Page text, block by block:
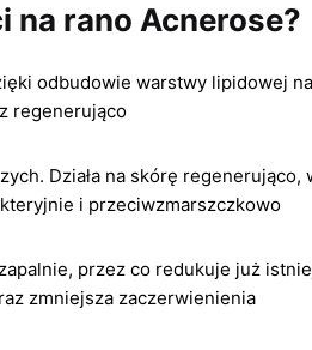
na rano Acnerose?
odbudowie warstwy lipidowej
regenerująco
Działa na skórę
i przeciwzmarszczkowo
przez co redukuje już
zmniejsza zaczerwienienia